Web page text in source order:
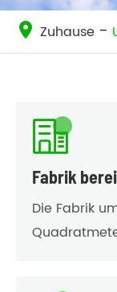
Zuhause

Fabrik
Die Fabrik